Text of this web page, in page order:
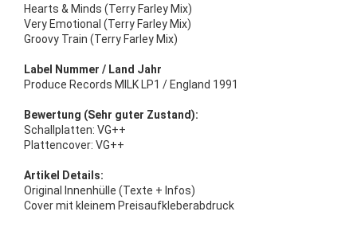
Hearts & Minds (Terry Farley Mix)
Very Emotional (Terry Farley Mix)
Groovy Train (Terry Farley Mix)
Label Nummer / Land Jahr
Produce Records MILK LP1 / England 1991
Bewertung (Sehr guter Zustand):
Schallplatten: VG++
Plattencover: VG++
Artikel Details:
Original Innenhülle (Texte + Infos)
Cover mit kleinem Preisaufkleberabdruck